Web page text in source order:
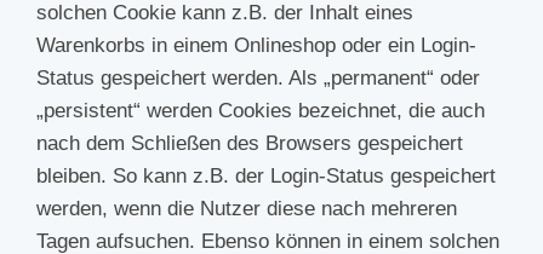
solchen Cookie kann z.B. der Inhalt eines
Warenkorbs in einem Onlineshop oder ein Login-
Status gespeichert werden. Als „permanent“ oder
„persistent“ werden Cookies bezeichnet, die auch
nach dem Schließen des Browsers gespeichert
bleiben. So kann z.B. der Login-Status gespeichert
werden, wenn die Nutzer diese nach mehreren
Tagen aufsuchen. Ebenso können in einem solchen